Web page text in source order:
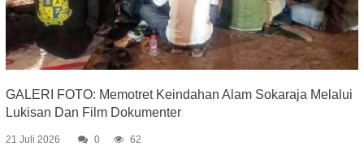
GALERI FOTO: Memotret Keindahan Alam Sokaraja Melalui
Lukisan Dan Film Dokumenter
21 Juli 2026 0 62